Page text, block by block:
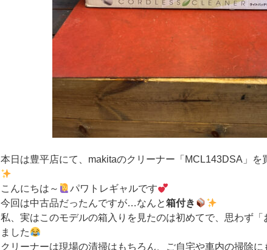
本日は豊平店にて、makitaのクリーナー「MCL143DSA」を
こんにちは～
パワトレギャルです
今回は中古品だったんですが…なんと箱付き
私、実はこのモデルの箱入りを見たのは初めてで、思わず
ました
クリーナーは現場の清掃はもちろん、ご自宅や車内の掃除に